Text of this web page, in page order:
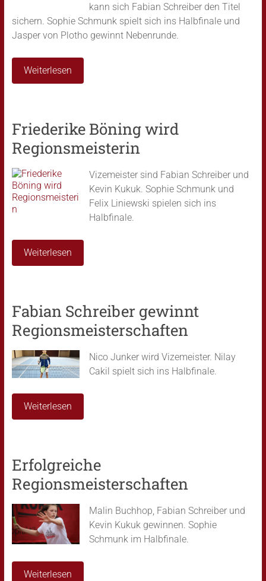
kann sich Fabian Schreiber den Titel
sichern. Sophie Schmunk spielt sich ins Halbfinale und
Jasper von Plotho gewinnt Nebenrunde.
Weiterlesen
Friederike Böning wird
Regionsmeisterin
Vizemeister sind Fabian Schreiber und
Kevin Kukuk. Sophie Schmunk und
Felix Liniewski spielen sich ins
Halbfinale.
Weiterlesen
Fabian Schreiber gewinnt
Regionsmeisterschaften
Nico Junker wird Vizemeister. Nilay
Cakil spielt sich ins Halbfinale.
Weiterlesen
Erfolgreiche
Regionsmeisterschaften
Malin Buchhop, Fabian Schreiber und
Kevin Kukuk gewinnen. Sophie
Schmunk im Halbfinale.
Weiterlesen